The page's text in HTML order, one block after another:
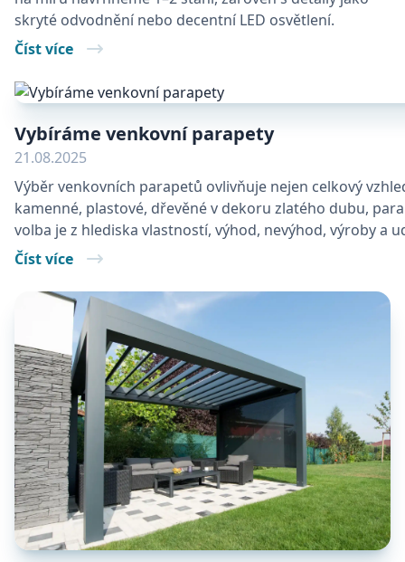
skryté odvodnění nebo decentní LED osvětlení.
Číst více
Vybíráme venkovní parapety
21.08.2025
Výběr venkovních parapetů ovlivňuje nejen celkový
kamenné, plastové, dřevěné v dekoru zlatého dubu,
volba je z hlediska vlastností, výhod, nevýhod, výroby a
Číst více